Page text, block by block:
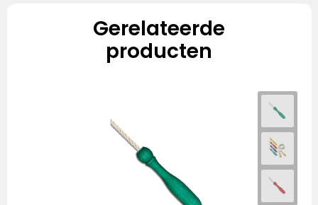
Gerelateerde
producten